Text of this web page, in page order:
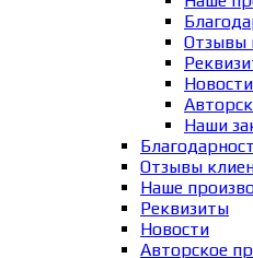
Отзывы
Новости
Наши
Отзывы
Наше
Реквизиты
Новости
Авторское